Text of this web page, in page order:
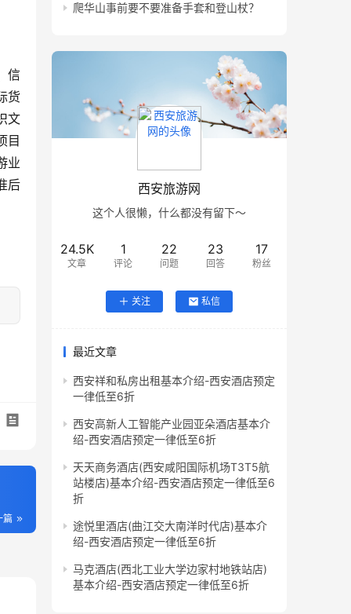
信
货
文
目
业
后
篇
爬华山事前要不要准备手套和登山杖？
西安旅游网
这个人很懒，什么都没有留下～
24.5K
文章
1
评论
22
问题
23
回答
17
粉丝
关注 私信
最近文章
西安祥和私房出租基本介绍-西安酒店预定
一律低至6折
西安高新人工智能产业园亚朵酒店基本介
绍-西安酒店预定一律低至6折
天天商务酒店(西安咸阳国际机场T3T5航
站楼店)基本介绍-西安酒店预定一律低至6
折
途悦里酒店(曲江交大南洋时代店)基本介
绍-西安酒店预定一律低至6折
马克酒店(西北工业大学边家村地铁站店)
基本介绍-西安酒店预定一律低至6折